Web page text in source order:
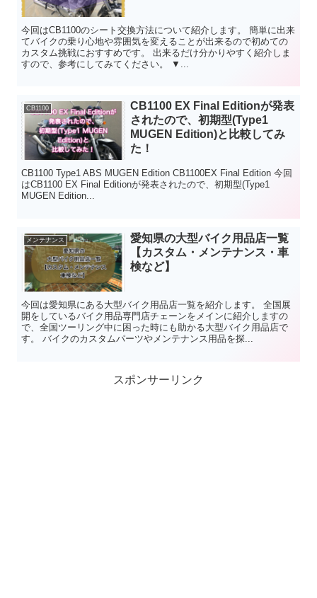
今回はCB1100のシート交換方法について紹介します。 簡単に出来
てバイクの乗り心地や雰囲気を変えることが出来るので初めての
カスタム挑戦におすすめです。 出来るだけ分かりやすく紹介しま
すので、参考にしてみてください。 ▼...
CB1100
CB1100 EX Final Editionが発表
されたので、初期型(Type1
MUGEN Edition)と比較してみ
た！
CB1100 Type1 ABS MUGEN Edition CB1100EX Final Edition 今回
はCB1100 EX Final Editionが発表されたので、初期型(Type1
MUGEN Edition...
メンテナンス
愛知県の大型バイク用品店一覧
【カスタム・メンテナンス・車
検など】
今回は愛知県にある大型バイク用品店一覧を紹介します。 全国展
開をしているバイク用品専門店チェーンをメインに紹介しますの
で、全国ツーリング中に困った時にも助かる大型バイク用品店で
す。 バイクのカスタムパーツやメンテナンス用品を探...
スポンサーリンク